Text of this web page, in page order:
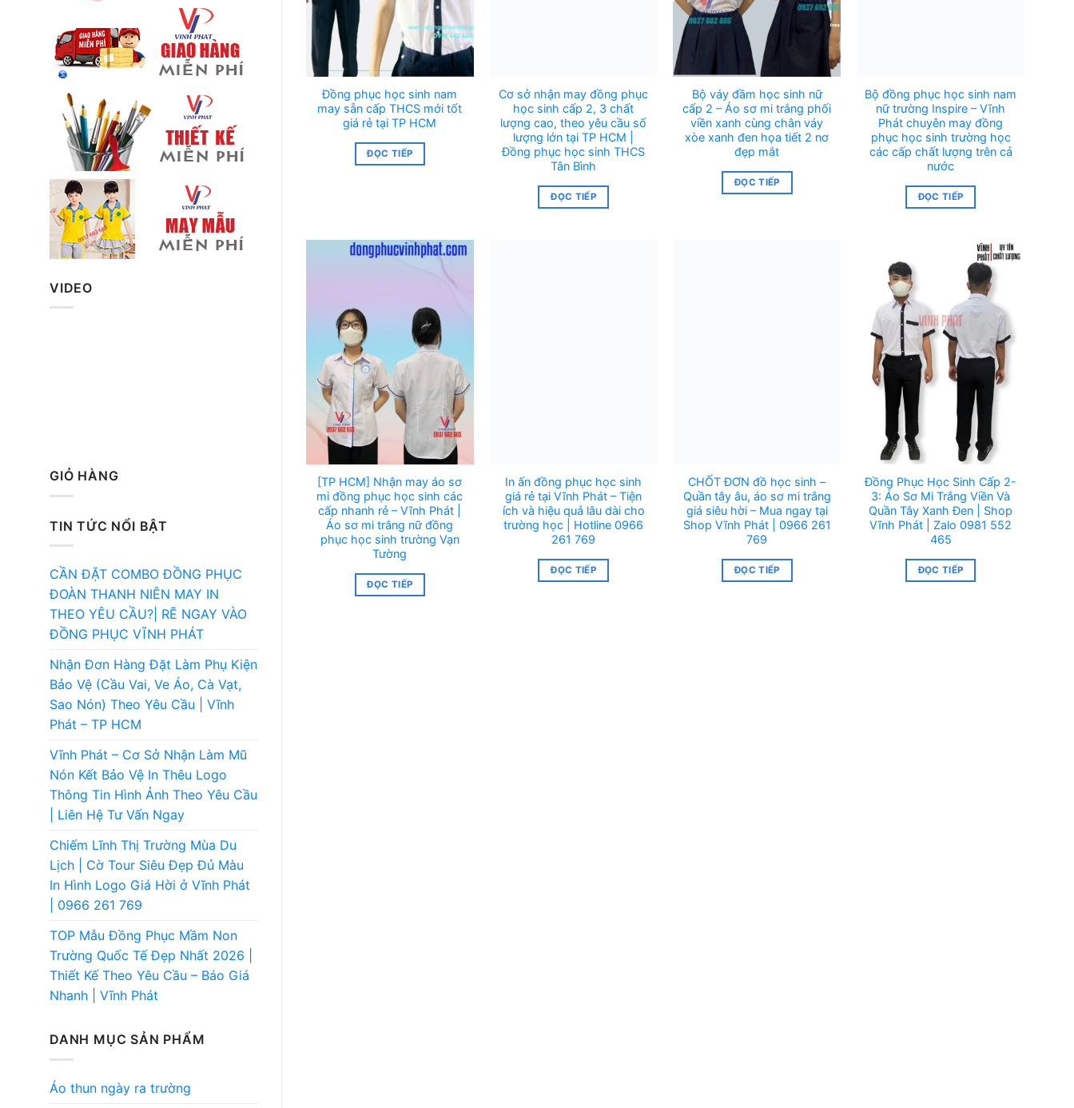
VIDEO
GIỎ HÀNG
TIN TỨC NỔI BẬT
CẦN ĐẶT COMBO ĐỒNG PHỤC
ĐOÀN THANH NIÊN MAY IN
THEO YÊU CẦU?| RẼ NGAY VÀO
ĐỒNG PHỤC VĨNH PHÁT
Nhận Đơn Hàng Đặt Làm Phụ Kiện
Bảo Vệ (Cầu Vai, Ve Áo, Cà Vạt,
Sao Nón) Theo Yêu Cầu | Vĩnh
Phát – TP HCM
Vĩnh Phát – Cơ Sở Nhận Làm Mũ
Nón Kết Bảo Vệ In Thêu Logo
Thông Tin Hình Ảnh Theo Yêu Cầu
| Liên Hệ Tư Vấn Ngay
Chiếm Lĩnh Thị Trường Mùa Du
Lịch | Cờ Tour Siêu Đẹp Đủ Màu
In Hình Logo Giá Hời ở Vĩnh Phát
| 0966 261 769
TOP Mẫu Đồng Phục Mầm Non
Trường Quốc Tế Đẹp Nhất 2026 |
Thiết Kế Theo Yêu Cầu – Báo Giá
Nhanh | Vĩnh Phát
DANH MỤC SẢN PHẨM
Áo thun ngày ra trường
Đồng phục học sinh nam
may sẵn cấp THCS mới tốt
giá rẻ tại TP HCM
ĐỌC TIẾP
Cơ sở nhận may đồng phục
học sinh cấp 2, 3 chất
lượng cao, theo yêu cầu số
lượng lớn tại TP HCM |
Đồng phục học sinh THCS
Tân Bình
ĐỌC TIẾP
Bộ váy đầm học sinh nữ
cấp 2 – Áo sơ mi trắng phối
viền xanh cùng chân váy
xòe xanh đen họa tiết 2 nơ
đẹp mắt
ĐỌC TIẾP
Bộ đồng phục học sinh nam
nữ trường Inspire – Vĩnh
Phát chuyên may đồng
phục học sinh trường học
các cấp chất lượng trên cả
nước
ĐỌC TIẾP
[TP HCM] Nhận may áo sơ
mi đồng phục học sinh các
cấp nhanh rẻ – Vĩnh Phát |
Áo sơ mi trắng nữ đồng
phục học sinh trường Vạn
Tường
ĐỌC TIẾP
In ấn đồng phục học sinh
giá rẻ tại Vĩnh Phát – Tiện
ích và hiệu quả lâu dài cho
trường học | Hotline 0966
261 769
ĐỌC TIẾP
CHỐT ĐƠN đồ học sinh –
Quần tây âu, áo sơ mi trắng
giá siêu hời – Mua ngay tại
Shop Vĩnh Phát | 0966 261
769
ĐỌC TIẾP
Đồng Phục Học Sinh Cấp 2-
3: Áo Sơ Mi Trắng Viền Và
Quần Tây Xanh Đen | Shop
Vĩnh Phát | Zalo 0981 552
465
ĐỌC TIẾP